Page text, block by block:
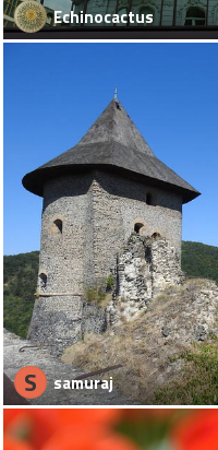
Echinocactus
S samuraj